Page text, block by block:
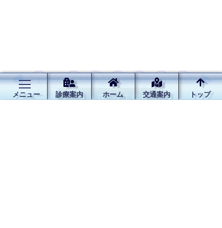
前
1 … 6 7 8 9 10 11
次
↑ＰＡＧＥ - ＴＯＰ
メニュー 診療案内 ホーム 交通案内 トップ